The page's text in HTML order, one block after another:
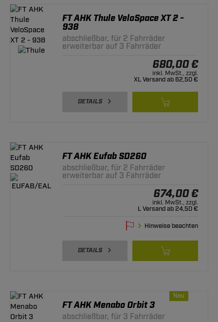
FT AHK Thule VeloSpace XT 2 -
938
abschließbar, für 2 Fahrräder
erweiterbar auf 3 Fahrräder
680,00 €
inkl. MwSt., zzgl.
XL Versand ab 62,50 €
DETAILS
FT AHK Eufab SD260
abschließbar, für 2 Fahrräder
erweiterbar auf 3 Fahrräder
674,00 €
inkl. MwSt., zzgl.
L Versand ab 24,50 €
Hinweise beachten
DETAILS
Neu
FT AHK Menabo Orbit 3
abschließbar, für 3 Fahrräder